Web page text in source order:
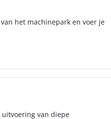
het machinepark en voer je
uitvoering van diepe